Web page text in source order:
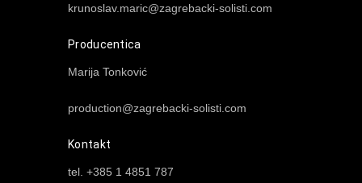
krunoslav.maric@zagrebacki-solisti.com
Producentica
Marija Tonković
production@zagrebacki-solisti.com
Kontakt
tel. +385 1 4851 787